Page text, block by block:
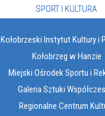
SPORT I KULTURA
Kołobrzeski Instytut Kultury i
Kołobrzeg w Hanzie
Miejski Ośrodek Sportu i
Galeria Sztuki
Regionalne Centrum